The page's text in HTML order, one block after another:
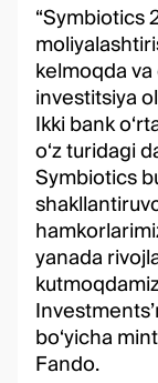
“Symbiotics
kelmoqda
investitsiya
Ikki bank
o‘z turidagi
Symbiotics
yanada
bo‘yicha
Fando.